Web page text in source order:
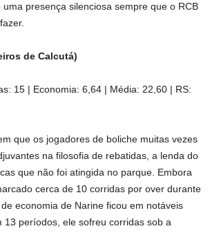
presença silenciosa sempre que o RCB
de Calcutá)
15 | Economia: 6,64 | Média: 22,60 | RS:
que os jogadores de boliche muitas vezes
na filosofia de rebatidas, a lenda do
que não foi atingida no parque. Embora
cerca de 10 corridas por over durante
economia de Narine ficou em notáveis
13 períodos, ele sofreu corridas sob a